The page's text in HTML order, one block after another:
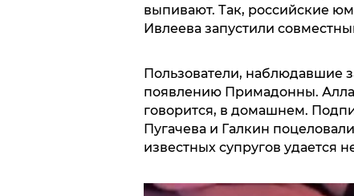
выпивают. Так, российские
Ивлеева запустили
Пользователи, наблюдавшие
появлению Примадонны.
говорится, в домашнем.
Пугачева и Галкин
известных супругов удается